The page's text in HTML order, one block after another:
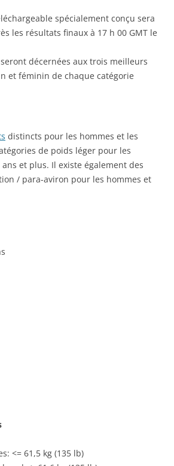
spécialement conçu sera
les résultats finaux à 17 h 00 GMT le
décernées aux trois meilleurs
et féminin de chaque catégorie
distincts pour les hommes et les
de poids léger pour les
et plus. Il existe également des
/ para-aviron pour les hommes et
<= 61,5 kg (135 lb)